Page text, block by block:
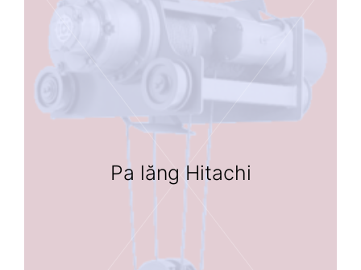
Pa lăng Hitachi